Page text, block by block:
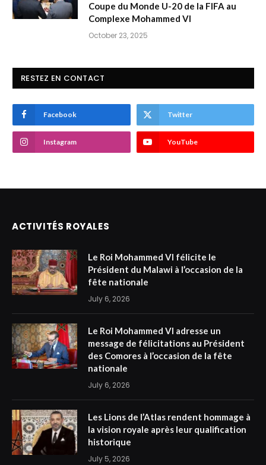
Coupe du Monde U-20 de la FIFA au
Complexe Mohammed VI
October 23, 2025
RESTEZ EN CONTACT
Facebook Twitter
Instagram YouTube
ACTIVITÉS ROYALES
Le Roi Mohammed VI félicite le
Président du Malawi à l’occasion de la
fête nationale
July 6, 2026
Le Roi Mohammed VI adresse un
message de félicitations au Président
des Comores à l’occasion de la fête
nationale
July 6, 2026
Les Lions de l’Atlas rendent hommage à
la vision royale après leur qualification
historique
July 5, 2026